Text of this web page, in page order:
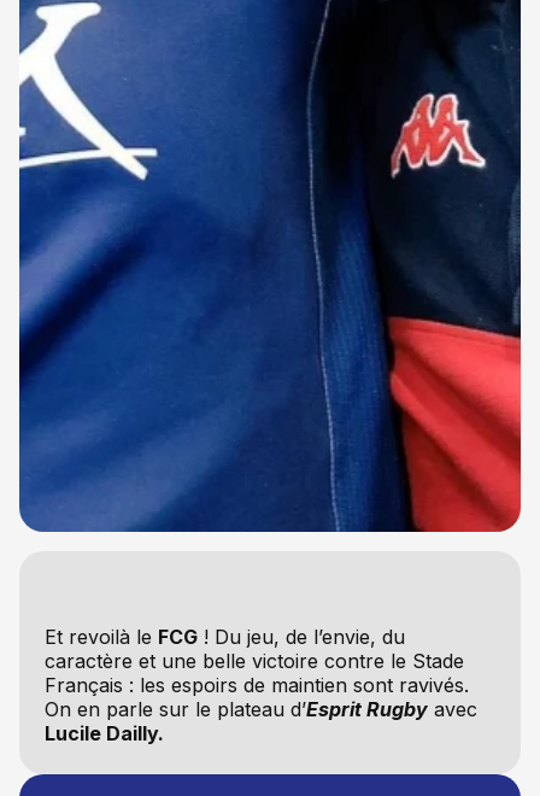
Et revoilà le FCG! Du jeu, de l’envie, du
caractère et une belle victoire contre le Stade
Français : les espoirs de maintien sont ravivés.
On en parle sur le plateau d’Esprit Rugbyavec
Lucile Dailly.